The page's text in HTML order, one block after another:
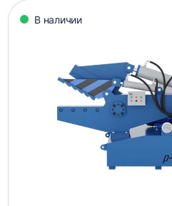
Каталог
товаров
В наличии